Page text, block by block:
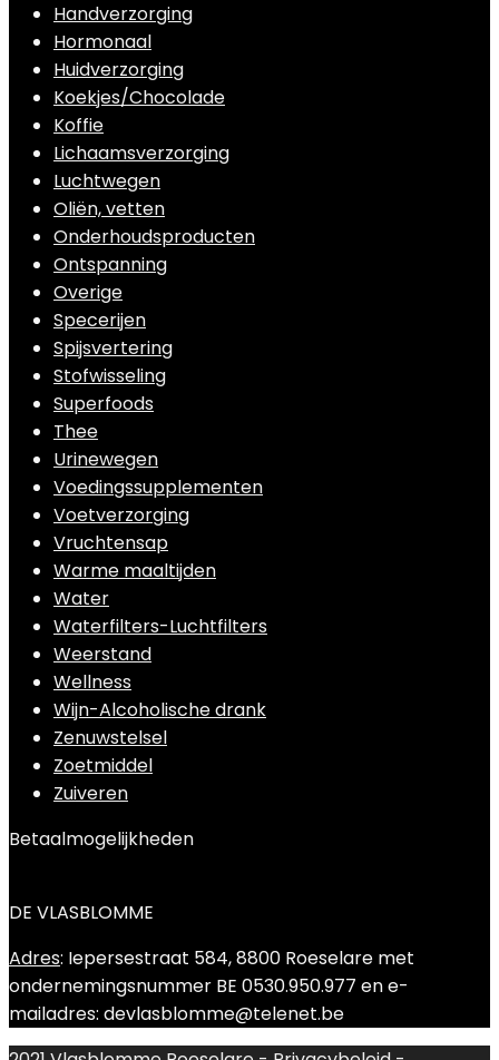
Handverzorging
Hormonaal
Huidverzorging
Koekjes/Chocolade
Koffie
Lichaamsverzorging
Luchtwegen
Oliën, vetten
Onderhoudsproducten
Ontspanning
Overige
Specerijen
Spijsvertering
Stofwisseling
Superfoods
Thee
Urinewegen
Voedingssupplementen
Voetverzorging
Vruchtensap
Warme maaltijden
Water
Waterfilters-Luchtfilters
Weerstand
Wellness
Wijn-Alcoholische drank
Zenuwstelsel
Zoetmiddel
Zuiveren
Betaalmogelijkheden
DE VLASBLOMME
Adres: Iepersestraat 584, 8800 Roeselare met
ondernemingsnummer BE 0530.950.977 en e-
mailadres: devlasblomme@telenet.be